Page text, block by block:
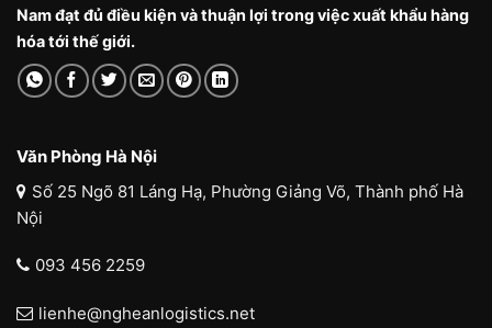
Nam đạt đủ điều kiện và thuận lợi trong việc xuất khẩu hàng
hóa tới thế giới.
Văn Phòng Hà Nội
Số 25 Ngõ 81 Láng Hạ, Phường Giảng Võ, Thành phố Hà
Nội
093 456 2259
lienhe@ngheanlogistics.net